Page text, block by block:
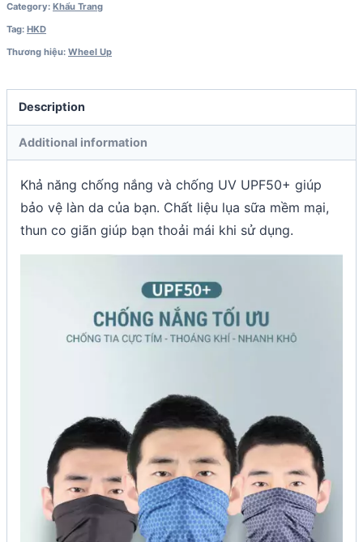
Category: Khẩu Trang
Tag: HKD
Thương hiệu: Wheel Up
Description
Additional information
Khả năng chống nắng và chống UV UPF50+ giúp
bảo vệ làn da của bạn. Chất liệu lụa sữa mềm mại,
thun co giãn giúp bạn thoải mái khi sử dụng.